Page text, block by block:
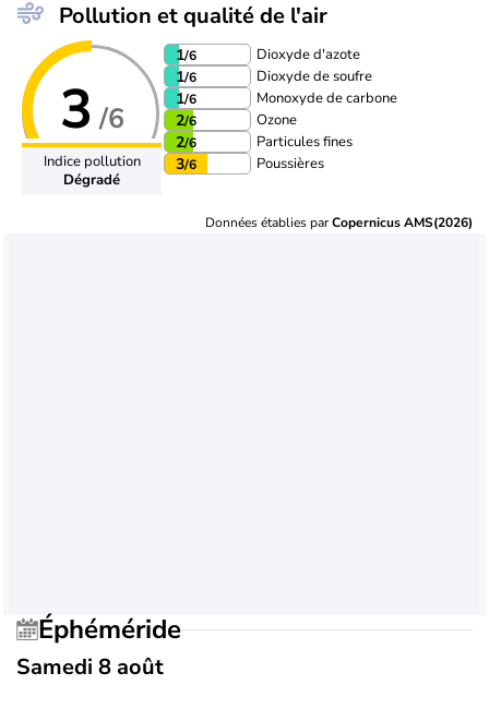
Pollution et qualité de l'air
3 /6
Indice pollution
Dégradé
1/6 Dioxyde d'azote
1/6 Dioxyde de soufre
1/6 Monoxyde de carbone
2/6 Ozone
2/6 Particules fines
3/6 Poussières
Données établies parCopernicus AMS(2026)
Éphéméride
Samedi 8 août